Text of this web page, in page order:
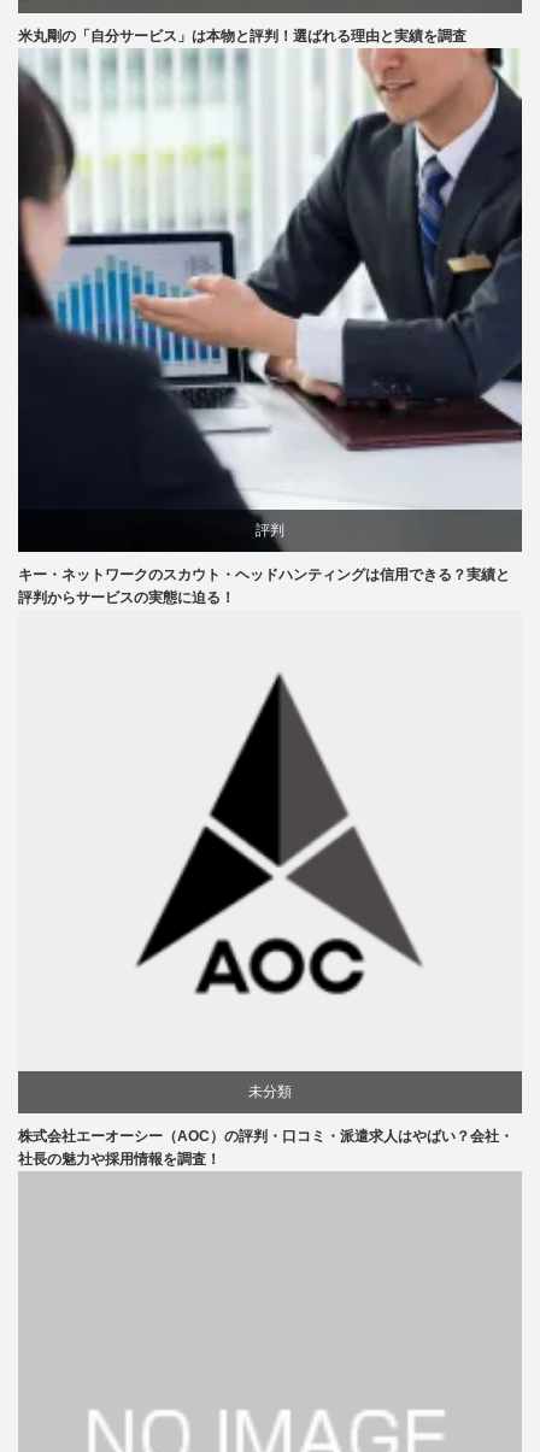
米丸剛の「自分サービス」は本物と評判！選ばれる理由と実績を調査
評判
キー・ネットワークのスカウト・ヘッドハンティングは信用できる？実績と
評判からサービスの実態に迫る！
未分類
株式会社エーオーシー（AOC）の評判・口コミ・派遣求人はやばい？会社・
社長の魅力や採用情報を調査！